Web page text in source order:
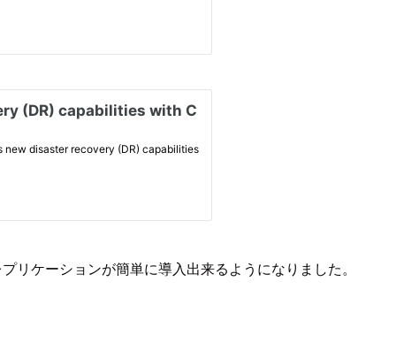
ケーションが簡単に導入出来るようになりました。